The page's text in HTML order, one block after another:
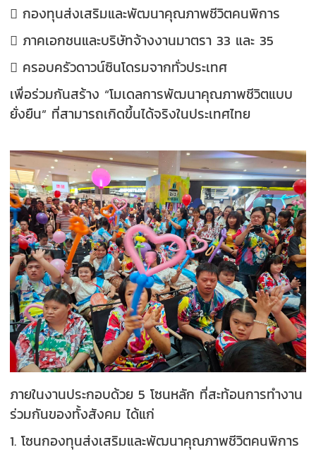
 กองทุนส่งเสริมและพัฒนาคุณภาพชีวิตคนพิการ
 ภาคเอกชนและบริษัทจ้างงานมาตรา 33 และ 35
 ครอบครัวดาวน์ซินโดรมจากทั่วประเทศ
เพื่อร่วมกันสร้าง “โมเดลการพัฒนาคุณภาพชีวิตแบบ
ยั่งยืน” ที่สามารถเกิดขึ้นได้จริงในประเทศไทย
ภายในงานประกอบด้วย 5 โซนหลัก ที่สะท้อนการทำงาน
ร่วมกันของทั้งสังคม ได้แก่
1. โซนกองทุนส่งเสริมและพัฒนาคุณภาพชีวิตคนพิการ